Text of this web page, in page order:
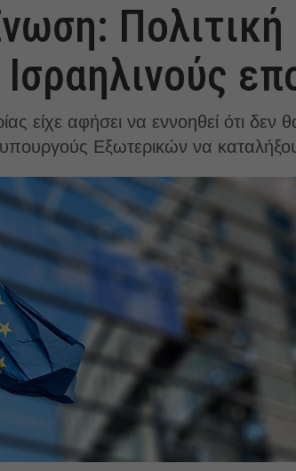
είχε αφήσει να εννοηθεί ότι δεν
Εξωτερικών να